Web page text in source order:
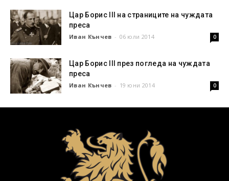
Цар Борис III на страниците на чуждата
преса
Иван Кънчев - 06 юли 2014 0
Цар Борис III през погледа на чуждата
преса
Иван Кънчев - 19 юни 2014 0